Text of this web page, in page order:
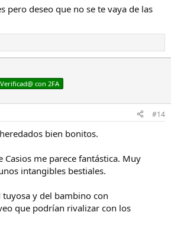
pero deseo que no se te vaya de las
Verificad@ con 2FA
#14
bien bonitos.
Casios me parece fantástica. Muy
intangibles bestiales.
tuyosa y del bambino con
que podrían rivalizar con los